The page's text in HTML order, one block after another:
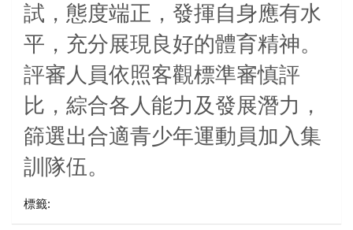
試，態度端正，發揮自身應有水
平，充分展現良好的體育精神。
評審人員依照客觀標準審慎評
比，綜合各人能力及發展潛力，
篩選出合適青少年運動員加入集
訓隊伍。
標籤: